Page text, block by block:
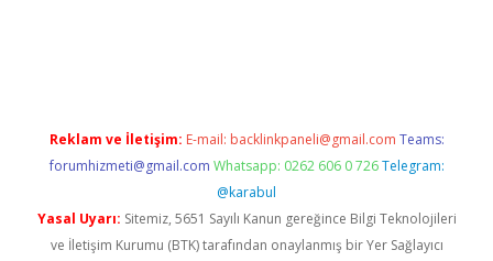
Reklam ve İletişim: E-mail: backlinkpaneli@gmail.com Teams:
forumhizmeti@gmail.com Whatsapp: 0262 606 0 726 Telegram:
@karabul
Yasal Uyarı: Sitemiz, 5651 Sayılı Kanun gereğince Bilgi Teknolojileri
ve İletişim Kurumu (BTK) tarafından onaylanmış bir Yer Sağlayıcı